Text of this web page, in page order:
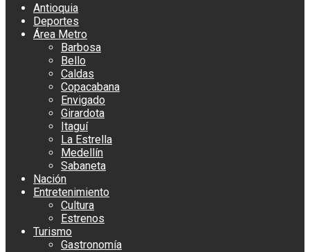
Antioquia
Deportes
Área Metro
Barbosa
Bello
Caldas
Copacabana
Envigado
Girardota
Itaguí
La Estrella
Medellín
Sabaneta
Nación
Entretenimiento
Cultura
Estrenos
Turismo
Gastronomía